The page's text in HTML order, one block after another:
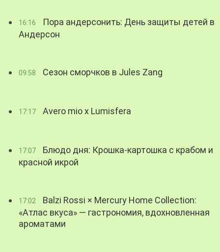
16:16
Пора андерсонить: День защиты детей в
Андерсон
09:58 Сезон сморчков в Jules Zang
17:17 Avero mio x Lumisfera
17:07
Блюдо дня: Крошка-картошка с крабом и
красной икрой
17:02
Balzi Rossi × Mercury Home Collection:
«Атлас вкуса» — гастрономия, вдохновленная
ароматами